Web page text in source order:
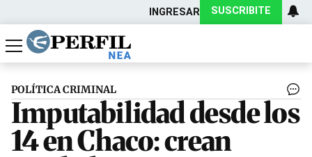
INGRESAR SUSCRIBITE
Política
Economía
Actualidad
POLÍTICA CRIMINAL
Imputabilidad desde los
14 en Chaco: crean